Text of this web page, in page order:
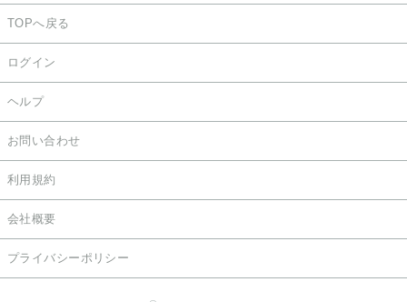
TOPへ戻る
ログイン
ヘルプ
お問い合わせ
利用規約
会社概要
プライバシーポリシー